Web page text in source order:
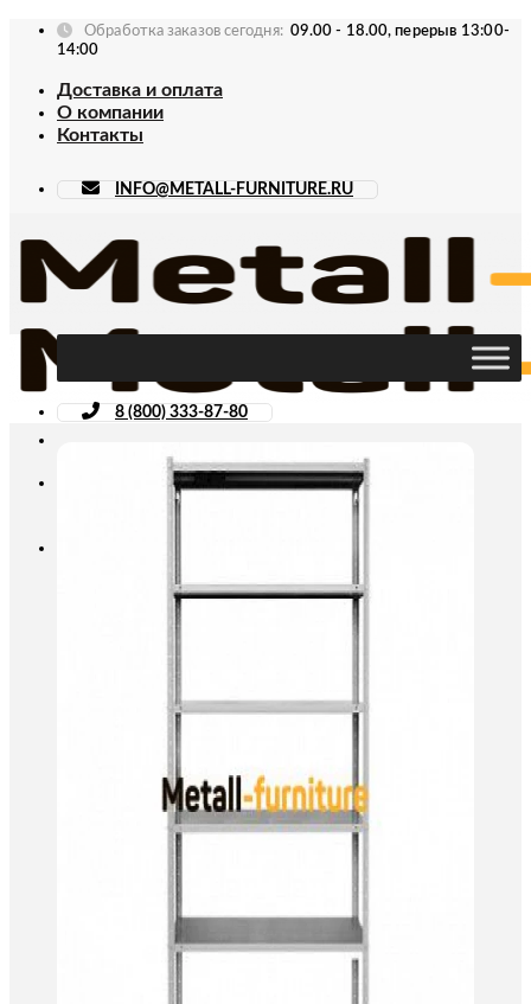
Skip
Обработка заказов сегодня: 09.00 - 18.00, перерыв 13:00-
14:00
Доставка и оплата
О компании
Контакты
INFO@METALL-FURNITURE.RU
8 (800) 333-87-80